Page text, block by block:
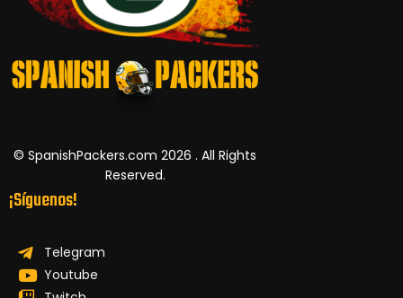
© SpanishPackers.com 2026 . All Rights
Reserved.
¡Síguenos!
Telegram
Youtube